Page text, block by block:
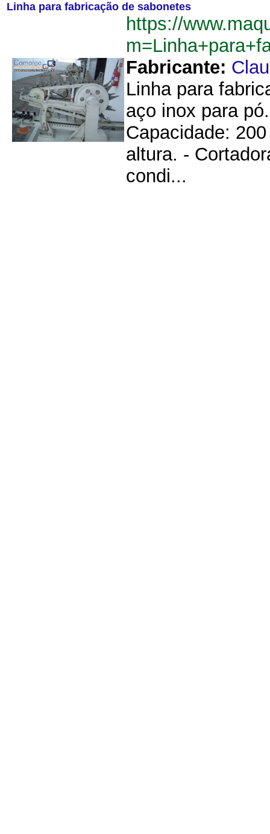
Linha para fabricação de sabonetes
https://
Fabricante:
Linha para
aço inox para
Capacidade:
altura. -
condi...